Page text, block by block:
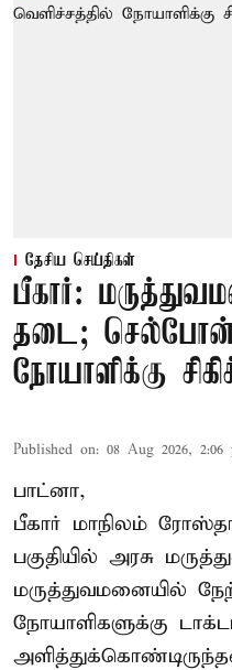
தேசிய செய்திகள்
பீகார்:
தடை; செல்போன்
நோயாளிக்கு
Published on: 08 Aug 2026, 2:06
பாட்னா,
பீகார் மாநிலம்
பகுதியில் அரசு
மருத்துவமனையில்
நோயாளிகளுக்கு